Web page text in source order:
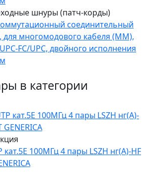
шнуры (патч-корды)
соединительный
для многомодового кабеля (MM),
FC/UPC, двойного исполнения
в категории
кат.5E 100МГц 4 пары LSZH нг(А)-HF